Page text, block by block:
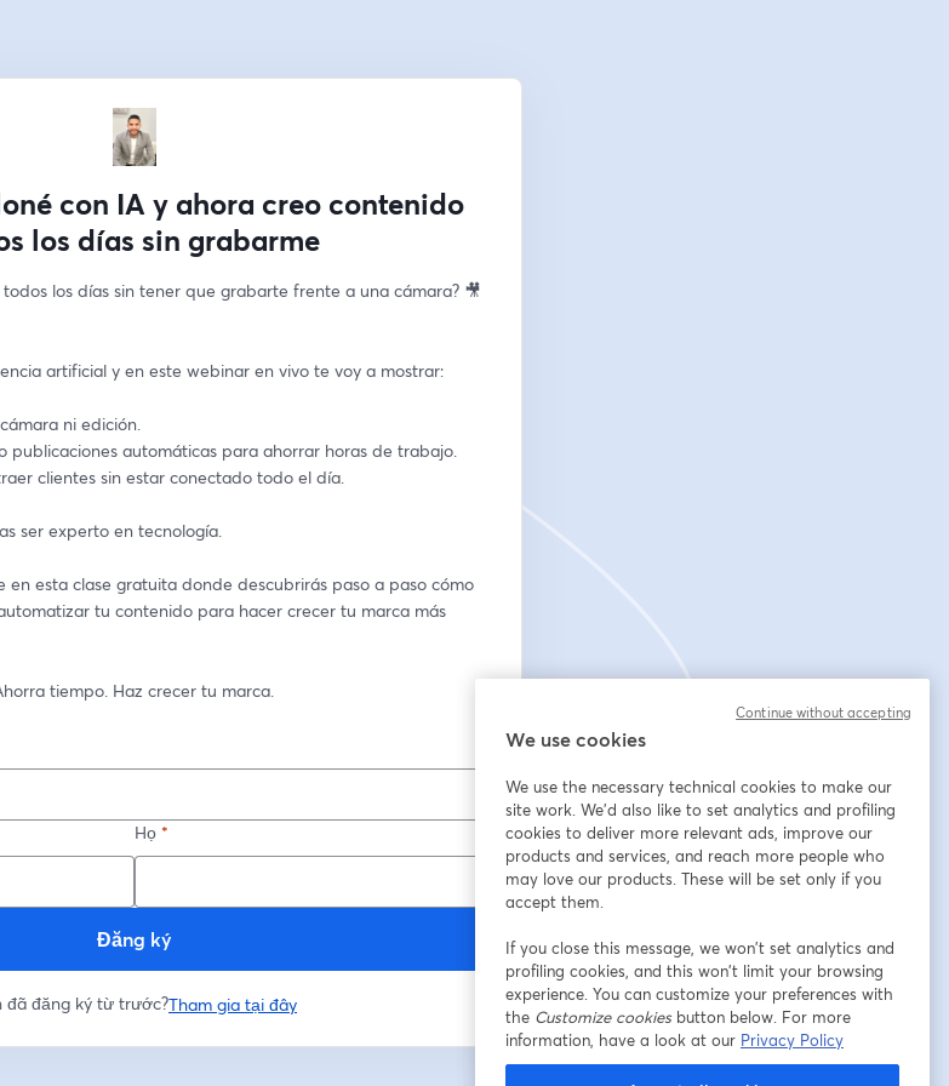
con IA y ahora creo contenido
los días sin grabarme
los días sin tener que grabarte frente a una cámara? 🎥
artificial y en este webinar en vivo te voy a mostrar:
ni edición.
publicaciones automáticas para ahorrar horas de trabajo.
clientes sin estar conectado todo el día.
ser experto en tecnología.
en esta clase gratuita donde descubrirás paso a paso cómo
tu contenido para hacer crecer tu marca más
tiempo. Haz crecer tu marca.
Họ *
Đăng ký
đã đăng ký từ trước?Tham gia tại đây
We use cookies
We use the necessary technical cookies to make our
site work. We'd also like to set analytics and profiling
cookies to deliver more relevant ads, improve our
products and services, and reach more people who
may love our products. These will be set only if you
accept them.
If you close this message, we won’t set analytics and
profiling cookies, and this won’t limit your browsing
experience. You can customize your preferences with
the Customize cookiesbutton below. For more
information, have a look at our Privacy Policy
Continue without accepting